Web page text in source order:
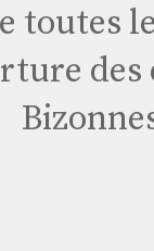
toutes
des